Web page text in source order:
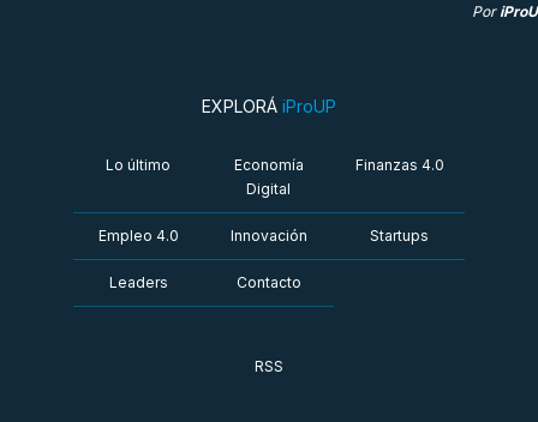
Por
EXPLORÁ iProUP
Lo último
Economía
Digital
Finanzas 4.0
Empleo 4.0 Innovación Startups
Leaders Contacto
RSS